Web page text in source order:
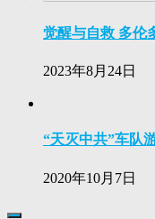
觉醒与自救 多伦
2023年8月24日
“天灭中共”车队
2020年10月7日